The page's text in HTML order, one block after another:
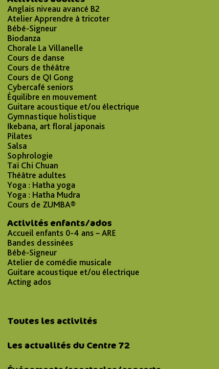
Anglais niveau avancé B2
Atelier Apprendre à tricoter
Bébé-Signeur
Biodanza
Chorale La Villanelle
Cours de danse
Cours de théâtre
Cours de QI Gong
Cybercafé seniors
Équilibre en mouvement
Guitare acoustique et/ou électrique
Gymnastique holistique
Ikebana, art floral japonais
Pilates
Salsa
Sophrologie
Taï Chi Chuan
Théâtre adultes
Yoga : Hatha yoga
Yoga : Hatha Mudra
Cours de ZUMBA®
Activités enfants/ados
Accueil enfants 0-4 ans – ARE
Bandes dessinées
Bébé-Signeur
Atelier de comédie musicale
Guitare acoustique et/ou électrique
Acting ados
Toutes les activités
Les actualités du Centre 72